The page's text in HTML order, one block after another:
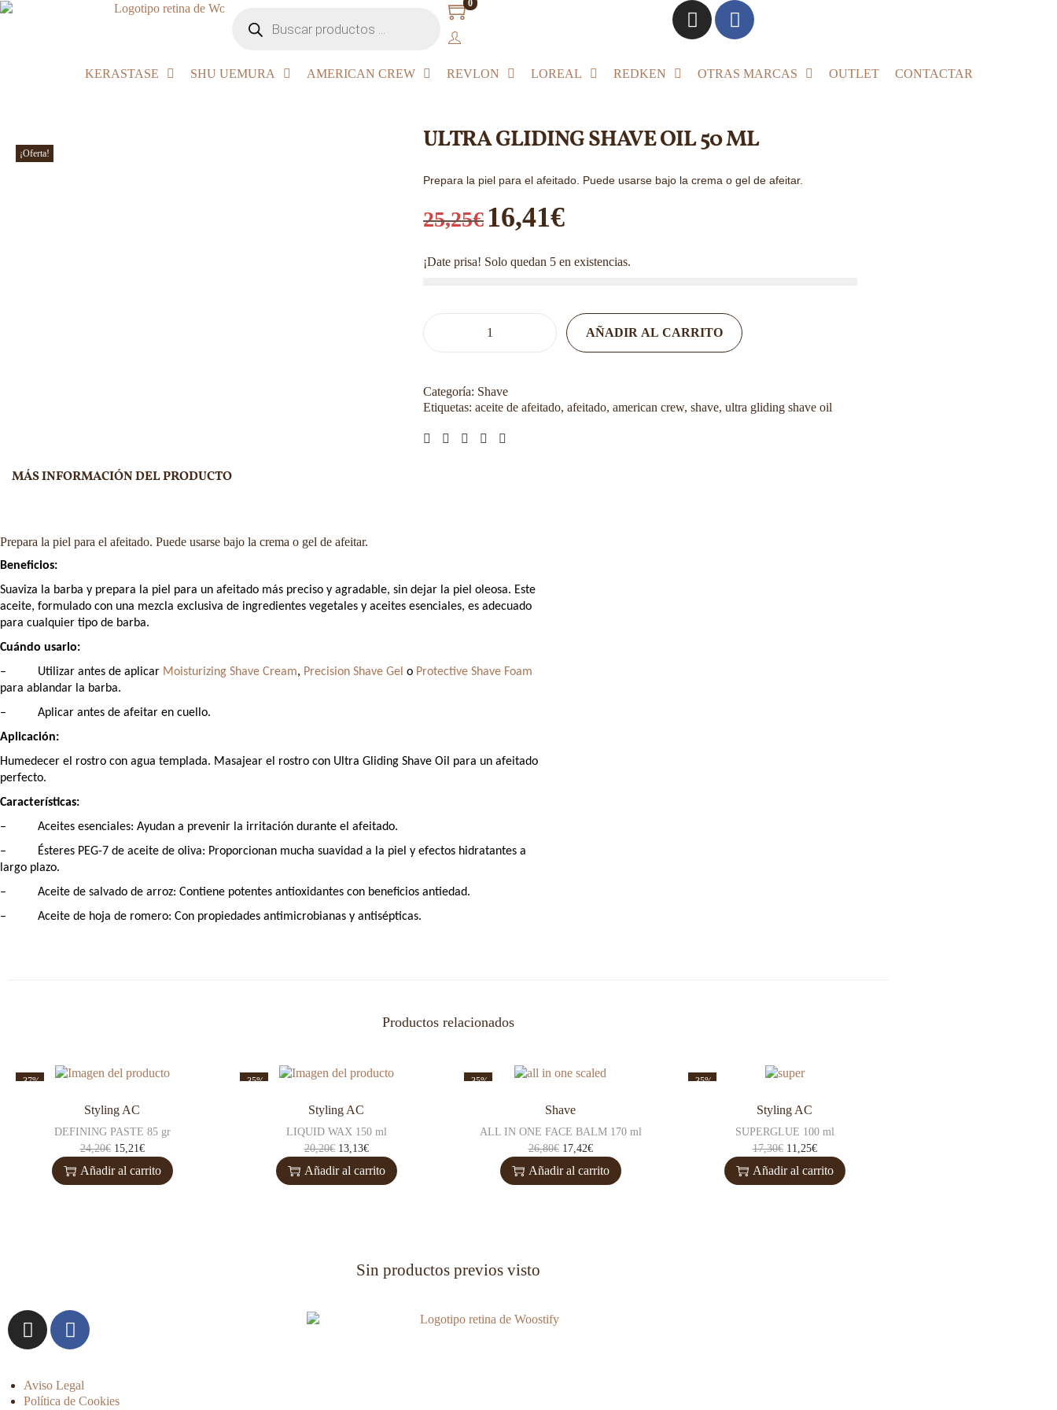
0
KERASTASE SHU UEMURA AMERICAN CREW REVLON LOREAL REDKEN OTRAS MARCAS OUTLET CONTACTAR
¡Oferta! ULTRA GLIDING SHAVE OIL 50 ML
Prepara la piel para el afeitado. Puede usarse bajo la crema o gel de afeitar.
25,25€16,41€
¡Date prisa! Solo quedan 5 en existencias.
AÑADIR AL CARRITO
Categoría: Shave
Etiquetas: aceite de afeitado, afeitado, american crew, shave, ultra gliding shave oil
MÁS INFORMACIÓN DEL PRODUCTO
Prepara la piel para el afeitado. Puede usarse bajo la crema o gel de afeitar.
Beneficios:
Suaviza la barba y prepara la piel para un afeitado más preciso y agradable, sin dejar la piel oleosa. Este
aceite, formulado con una mezcla exclusiva de ingredientes vegetales y aceites esenciales, es adecuado
para cualquier tipo de barba.
Cuándo usarlo:
–
Utilizar antes de aplicar Moisturizing Shave Cream, Precision Shave Gel o Protective Shave Foam
para ablandar la barba.
–
Aplicar antes de afeitar en cuello.
Aplicación:
Humedecer el rostro con agua templada. Masajear el rostro con Ultra Gliding Shave Oil para un afeitado
perfecto.
Características:
–
Aceites esenciales: Ayudan a prevenir la irritación durante el afeitado.
–
Ésteres PEG-7 de aceite de oliva: Proporcionan mucha suavidad a la piel y efectos hidratantes a
largo plazo.
–
Aceite de salvado de arroz: Contiene potentes antioxidantes con beneficios antiedad.
–
Aceite de hoja de romero: Con propiedades antimicrobianas y antisépticas.
Productos relacionados
-37%
Styling AC
DEFINING PASTE 85 gr
24,20€ 15,21€
Añadir al carrito
-35%
Styling AC
LIQUID WAX 150 ml
20,20€ 13,13€
Añadir al carrito
-35%
Shave
ALL IN ONE FACE BALM 170 ml
26,80€ 17,42€
Añadir al carrito
-35%
Styling AC
SUPERGLUE 100 ml
17,30€ 11,25€
Añadir al carrito
Sin productos previos visto
Aviso Legal
Política de Cookies